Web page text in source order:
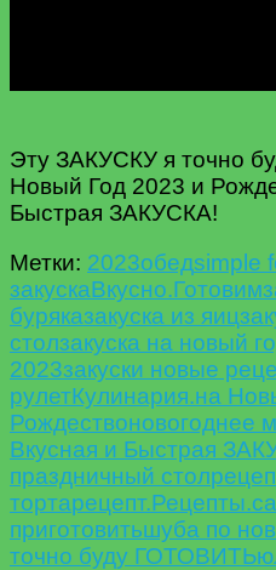
Эту ЗАКУСКУ я точно
Новый Год 2023 и
Быстрая ЗАКУСКА!
Метки: 2023oбедsimple
закускаВкусно.Готовим
буряказакуска из яиц
столзакуска на новый
2023закуски новые
рулетКулинария.на
Рождествоновогоднее
Вкусная и Быстрая
праздничный стол
тортарецепт.Рецепты.
приготовитьшуба по
точно буду ГОТОВИТЬ